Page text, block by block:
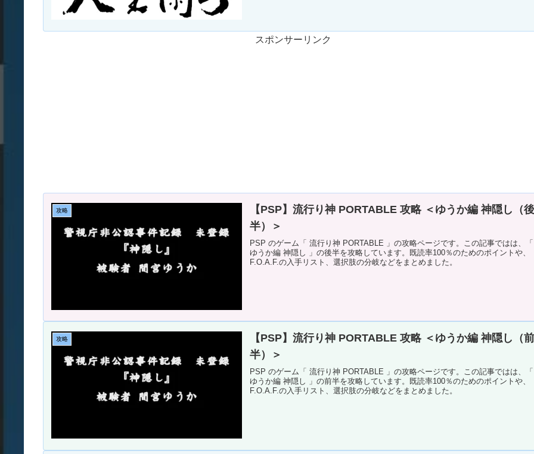
スポンサーリンク
攻略
【PSP】流行り神 PORTABLE 攻略 ＜ゆうか編 神隠し（後
半）＞
PSP のゲーム「 流行り神 PORTABLE 」の攻略ページです。この記事ではは、「
ゆうか編 神隠し 」の後半を攻略しています。既読率100％のためのポイントや、
F.O.A.F.の入手リスト、選択肢の分岐などをまとめました。
攻略
【PSP】流行り神 PORTABLE 攻略 ＜ゆうか編 神隠し（前
半）＞
PSP のゲーム「 流行り神 PORTABLE 」の攻略ページです。この記事ではは、「
ゆうか編 神隠し 」の前半を攻略しています。既読率100％のためのポイントや、
F.O.A.F.の入手リスト、選択肢の分岐などをまとめました。